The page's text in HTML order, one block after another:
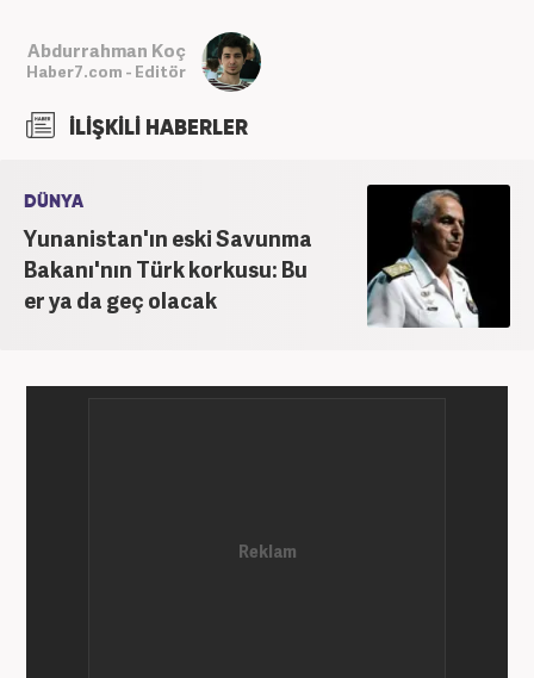
Abdurrahman Koç
Haber7.com - Editör
İLİŞKİLİ HABERLER
DÜNYA
Yunanistan'ın eski Savunma
Bakanı'nın Türk korkusu: Bu
er ya da geç olacak